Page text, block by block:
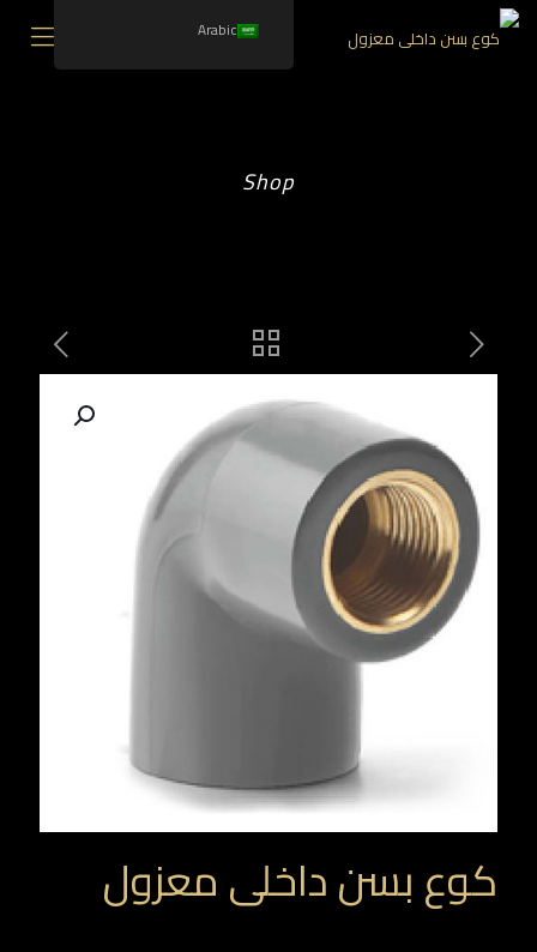
Shop
كوع بسن داخلى معزول
Arabic